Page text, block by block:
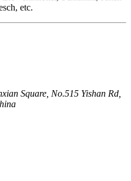
etc.
Square, No.515 Yishan Rd,